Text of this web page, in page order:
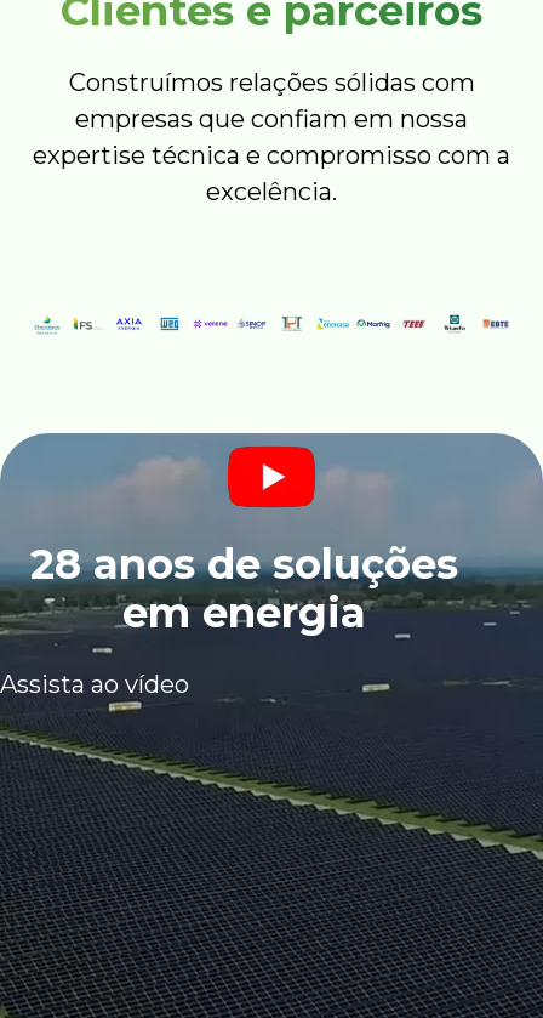
Clientes e parceiros
Construímos relações sólidas com
empresas que confiam em nossa
expertise técnica e compromisso com a
excelência.
28 anos de soluções
em energia
Assista ao vídeo